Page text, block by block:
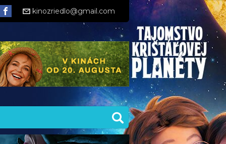
kinozriedlo@gmail.com